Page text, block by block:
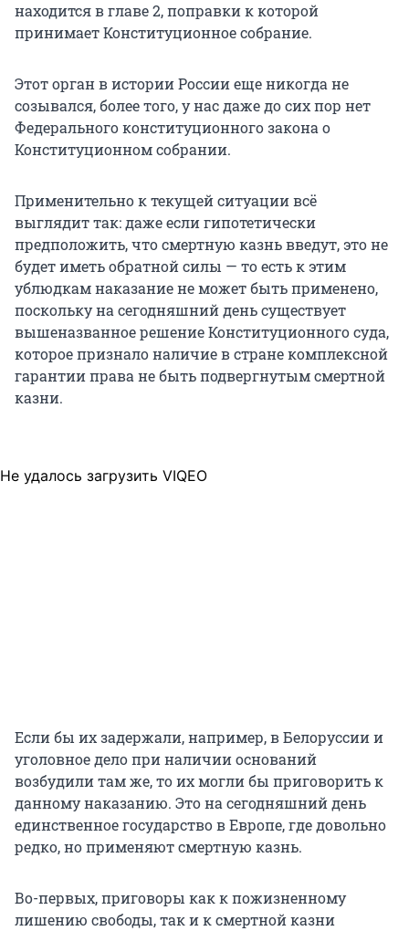
находится в главе 2, поправки к которой
принимает Конституционное собрание.
Этот орган в истории России еще никогда не
созывался, более того, у нас даже до сих пор нет
Федерального конституционного закона о
Конституционном собрании.
Применительно к текущей ситуации всё
выглядит так: даже если гипотетически
предположить, что смертную казнь введут, это не
будет иметь обратной силы — то есть к этим
ублюдкам наказание не может быть применено,
поскольку на сегодняшний день существует
вышеназванное решение Конституционного суда,
которое признало наличие в стране комплексной
гарантии права не быть подвергнутым смертной
казни.
Не удалось загрузить VIQEO
Если бы их задержали, например, в Белоруссии и
уголовное дело при наличии оснований
возбудили там же, то их могли бы приговорить к
данному наказанию. Это на сегодняшний день
единственное государство в Европе, где довольно
редко, но применяют смертную казнь.
Во-первых, приговоры как к пожизненному
лишению свободы, так и к смертной казни